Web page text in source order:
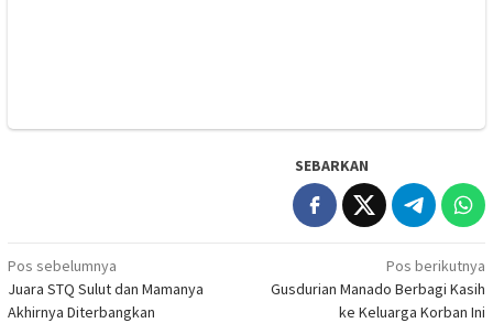
SEBARKAN
Navigasi
pos
Pos sebelumnya
Juara STQ Sulut dan Mamanya
Akhirnya Diterbangkan
Pos berikutnya
Gusdurian Manado Berbagi Kasih
ke Keluarga Korban Ini